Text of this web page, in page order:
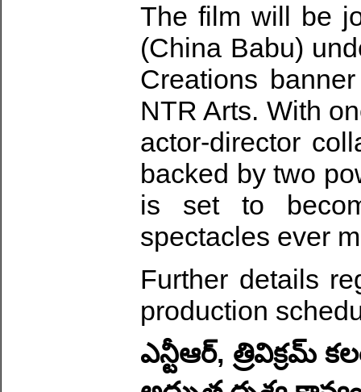
The film will be
(China Babu)
Creations
NTR Arts. With
actor-director
backed by two
is set to
spectacles ever
Further details
production
ఎన్టీఆర్,